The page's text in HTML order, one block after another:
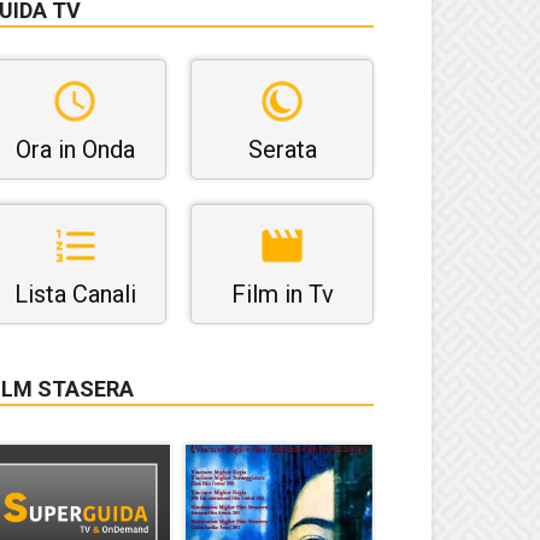
TV
Ora in Onda Serata
Lista Canali Film in Tv
STASERA